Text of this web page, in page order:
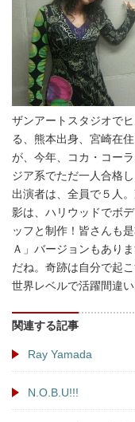
ザンアートスタジオで
る、熊本出身、宮崎在
が、今年、コカ・コー
ジア系でただ一人合格
出演者は、全員で５人
影は、ハリウッドでボ
ッフと制作！皆さんも
Ａ」バージョンもあり
だね。奇跡は自分で起
世界レベルで活躍間違
関連する記事
Ray Yamada
N.O.B.U!!!